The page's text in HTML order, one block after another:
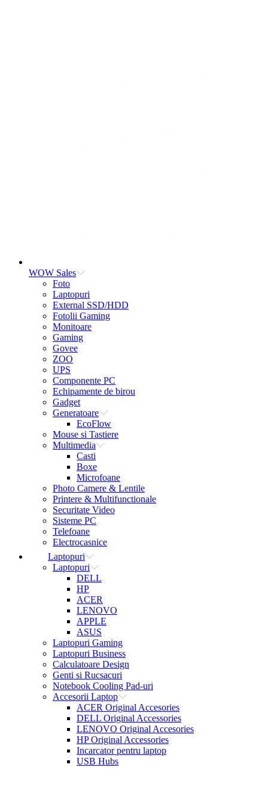
WOW Sales
Foto
Laptopuri
External SSD/HDD
Fotolii Gaming
Monitoare
Gaming
Govee
ZOO
UPS
Componente PC
Echipamente de birou
Gadget
Generatoare
EcoFlow
Mouse si Tastiere
Multimedia
Casti
Boxe
Microfoane
Photo Camere & Lentile
Printere & Multifunctionale
Securitate Video
Sisteme PC
Telefoane
Electrocasnice
Laptopuri
Laptopuri
DELL
HP
ACER
LENOVO
APPLE
ASUS
Laptopuri Gaming
Laptopuri Business
Calculatoare Design
Genti si Rucsacuri
Notebook Cooling Pad-uri
Accesorii Laptop
ACER Original Accesories
DELL Original Accessories
LENOVO Original Accesories
HP Original Accessories
Incarcator pentru laptop
USB Hubs